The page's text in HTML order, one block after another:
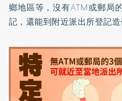
鄉地區等，沒有ATM或郵局
記，還能到附近派出所登記